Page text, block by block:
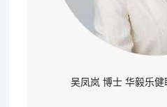
吴凤岚 博士 华毅乐